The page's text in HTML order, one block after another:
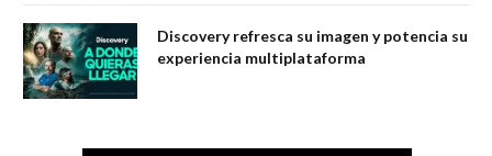
Discovery refresca su imagen y potencia su
experiencia multiplataforma